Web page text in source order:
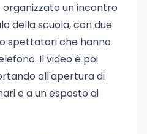
un incontro
della scuola, con due
spettatori che hanno
Il video è poi
all'apertura di
e a un esposto ai